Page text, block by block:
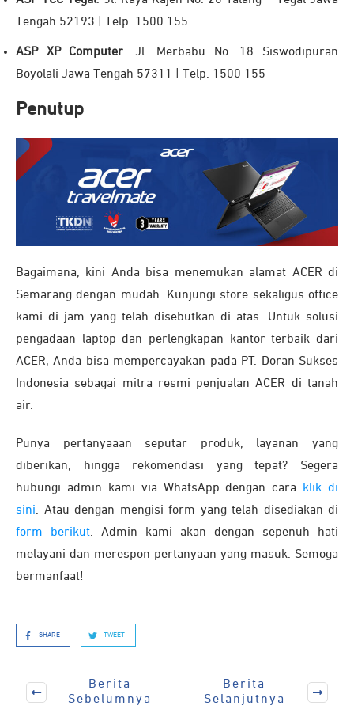
Tengah 52193 | Telp. 1500 155
ASP XP Computer. Jl. Merbabu No. 18 Siswodipuran
Boyolali Jawa Tengah 57311 | Telp. 1500 155
Penutup
Bagaimana, kini Anda bisa menemukan alamat ACER di
Semarang dengan mudah. Kunjungi store sekaligus office
kami di jam yang telah disebutkan di atas. Untuk solusi
pengadaan laptop dan perlengkapan kantor terbaik dari
ACER, Anda bisa mempercayakan pada PT. Doran Sukses
Indonesia sebagai mitra resmi penjualan ACER di tanah
air.
Punya pertanyaaan seputar produk, layanan yang
diberikan, hingga rekomendasi yang tepat? Segera
hubungi admin kami via WhatsApp dengan cara
klik di
sini. Atau dengan mengisi form yang telah disediakan di
form berikut. Admin kami akan dengan sepenuh hati
melayani dan merespon pertanyaan yang masuk. Semoga
bermanfaat!
SHARE TWEET
Berita
Sebelumnya
Berita
Selanjutnya